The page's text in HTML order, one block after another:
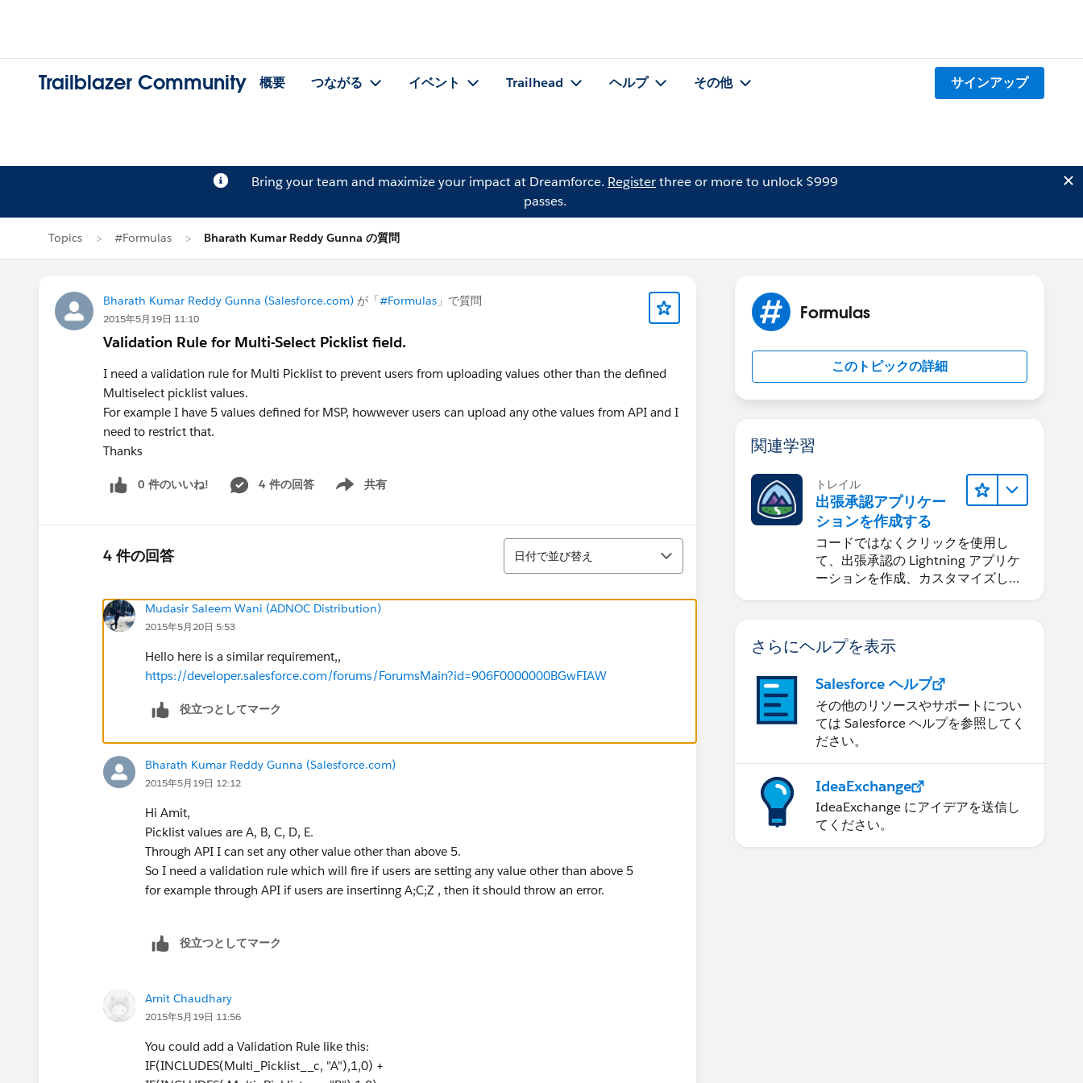
Trailblazer Community 概要 つながる イベント Trailhead ヘルプ その他 サインアップ
Bring your team and maximize your impact at Dreamforce. Registerthree or more to unlock $999
passes.
Topics #Formulas Bharath Kumar Reddy Gunna の質問
Bharath Kumar Reddy Gunna (Salesforce.com) が「#Formulas 」で質問
2015年5月19日 11:10
Validation Rule for Multi-Select Picklist field.
I need a validation rule for Multi Picklist to prevent users from uploading values other than the defined
Multiselect picklist values.
For example I have 5 values defined for MSP, howwever users can upload any othe values from API and I
need to restrict that.
Thanks
0 件のいいね! 4 件の回答 共有
Show menu
4 件の回答
並び替え
日付で並び替え
Mudasir Saleem Wani (ADNOC Distribution)
2015年5月20日 5:53
Hello here is a similar requirement,,
https://developer.salesforce.com/forums/ForumsMain?id=906F0000000BGwFIAW
役立つとしてマーク
Bharath Kumar Reddy Gunna (Salesforce.com)
2015年5月19日 12:12
Hi Amit,
Picklist values are A, B, C, D, E.
Through API I can set any other value other than above 5.
So I need a validation rule which will fire if users are setting any value other than above 5
for example through API if users are insertinng A;C;Z , then it should throw an error.
役立つとしてマーク
Amit Chaudhary
2015年5月19日 11:56
You could add a Validation Rule like this:
IF(INCLUDES(Multi_Picklist__c, "A"),1,0) +
Formulas
このトピックの詳細
関連学習
トレイル
出張承認アプリケー
ションを作成する
コードではなくクリックを使用し
て、出張承認の Lightning アプリケ
ーションを作成、カスタマイズしま
さらにヘルプを表示
Salesforce ヘルプ
その他のリソースやサポートについ
ては Salesforce ヘルプを参照してく
ださい。
IdeaExchange
IdeaExchange にアイデアを送信し
てください。